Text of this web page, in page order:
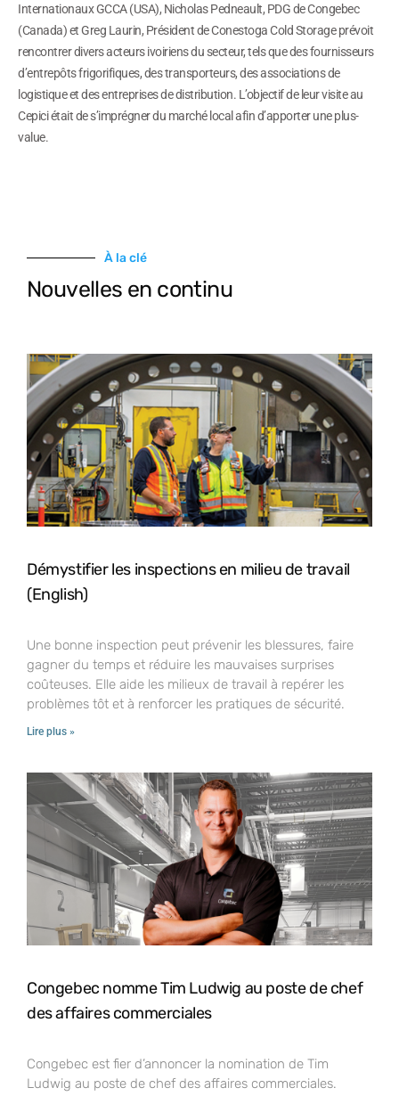
Internationaux GCCA (USA), Nicholas Pedneault, PDG de Congebec
(Canada) et Greg Laurin, Président de Conestoga Cold Storage prévoit
rencontrer divers acteurs ivoiriens du secteur, tels que des fournisseurs
d’entrepôts frigorifiques, des transporteurs, des associations de
logistique et des entreprises de distribution. L’objectif de leur visite au
Cepici était de s’imprégner du marché local afin d’apporter une plus-
value.
À la clé
Nouvelles en continu
Démystifier les inspections en milieu de travail
(English)
Une bonne inspection peut prévenir les blessures, faire
gagner du temps et réduire les mauvaises surprises
coûteuses. Elle aide les milieux de travail à repérer les
problèmes tôt et à renforcer les pratiques de sécurité.
Lire plus »
Congebec nomme Tim Ludwig au poste de chef
des affaires commerciales
Congebec est fier d’annoncer la nomination de Tim
Ludwig au poste de chef des affaires commerciales.